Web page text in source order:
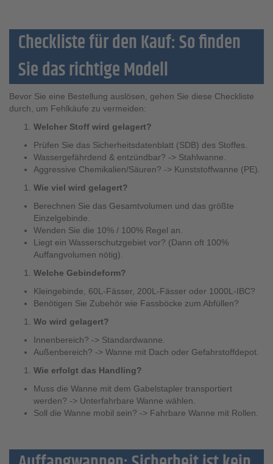
Checkliste für den Kauf: So finden
Sie das richtige Modell
Bevor Sie eine Bestellung auslösen, gehen Sie diese Checkliste
durch, um Fehlkäufe zu vermeiden:
Welcher Stoff wird gelagert?
Prüfen Sie das Sicherheitsdatenblatt (SDB) des Stoffes.
Wassergefährdend & entzündbar? -> Stahlwanne.
Aggressive Chemikalien/Säuren? -> Kunststoffwanne (PE).
Wie viel wird gelagert?
Berechnen Sie das Gesamtvolumen und das größte
Einzelgebinde.
Wenden Sie die 10% / 100% Regel an.
Liegt ein Wasserschutzgebiet vor? (Dann oft 100%
Auffangvolumen nötig).
Welche Gebindeform?
Kleingebinde, 60L-Fässer, 200L-Fässer oder 1000L-IBC?
Benötigen Sie Zubehör wie Fassböcke zum Abfüllen?
Wo wird gelagert?
Innenbereich? -> Standardwanne.
Außenbereich? -> Wanne mit Dach oder Gefahrstoffdepot.
Wie erfolgt das Handling?
Muss die Wanne mit dem Gabelstapler transportiert
werden? -> Unterfahrbare Wanne wählen.
Soll die Wanne mobil sein? -> Fahrbare Wanne mit Rollen.